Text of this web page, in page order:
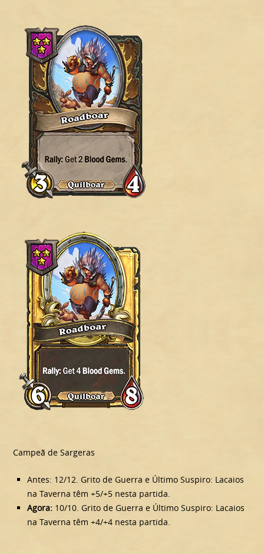
Campeã de Sargeras
Antes: 12/12. Grito de Guerra e Último Suspiro: Lacaios
na Taverna têm +5/+5 nesta partida.
Agora: 10/10. Grito de Guerra e Último Suspiro: Lacaios
na Taverna têm +4/+4 nesta partida.